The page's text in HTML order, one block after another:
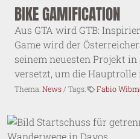
BIKE GAMIFICATION
Aus GTA wird GTB:
Game wird der
seinem neuesten Projekt
versetzt, um die
Thema:News / Tags: Fabio